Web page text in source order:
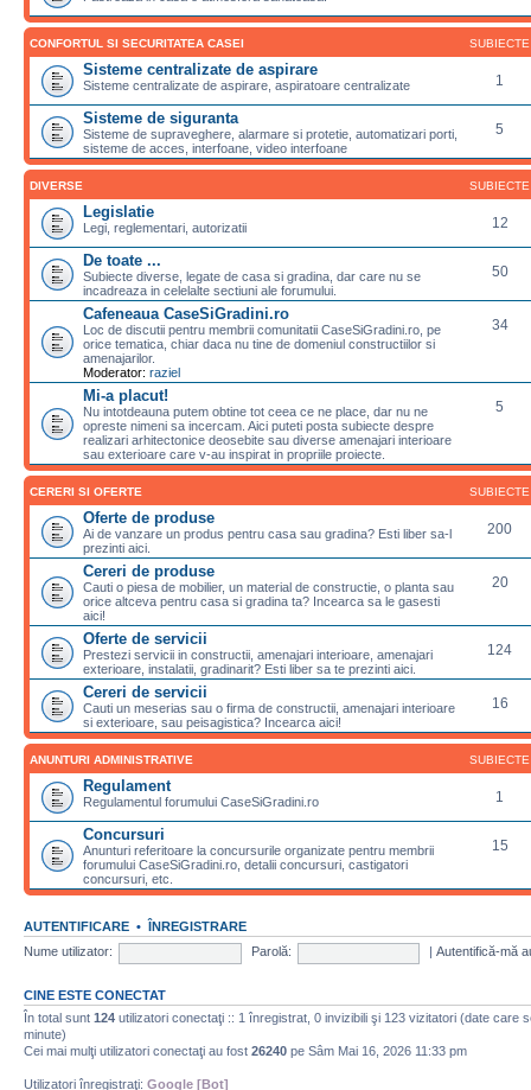
CONFORTUL SI SECURITATEA CASEI SUBIECTE
Sisteme centralizate de aspirare
Sisteme centralizate de aspirare, aspiratoare centralizate 1
Sisteme de siguranta
Sisteme de supraveghere, alarmare si protetie, automatizari porti,
sisteme de acces, interfoane, video interfoane
5
DIVERSE SUBIECTE
Legislatie
Legi, reglementari, autorizatii 12
De toate ...
Subiecte diverse, legate de casa si gradina, dar care nu se
incadreaza in celelalte sectiuni ale forumului.
50
Cafeneaua CaseSiGradini.ro
Loc de discutii pentru membrii comunitatii CaseSiGradini.ro, pe
orice tematica, chiar daca nu tine de domeniul constructiilor si
amenajarilor.
Moderator: raziel
34
Mi-a placut!
Nu intotdeauna putem obtine tot ceea ce ne place, dar nu ne
opreste nimeni sa incercam. Aici puteti posta subiecte despre
realizari arhitectonice deosebite sau diverse amenajari interioare
sau exterioare care v-au inspirat in propriile proiecte.
5
CERERI SI OFERTE SUBIECTE
Oferte de produse
Ai de vanzare un produs pentru casa sau gradina? Esti liber sa-l
prezinti aici.
200
Cereri de produse
Cauti o piesa de mobilier, un material de constructie, o planta sau
orice altceva pentru casa si gradina ta? Incearca sa le gasesti
aici!
20
Oferte de servicii
Prestezi servicii in constructii, amenajari interioare, amenajari
exterioare, instalatii, gradinarit? Esti liber sa te prezinti aici.
124
Cereri de servicii
Cauti un meserias sau o firma de constructii, amenajari interioare
si exterioare, sau peisagistica? Incearca aici!
16
ANUNTURI ADMINISTRATIVE SUBIECTE
Regulament
Regulamentul forumului CaseSiGradini.ro 1
Concursuri
Anunturi referitoare la concursurile organizate pentru membrii
forumului CaseSiGradini.ro, detalii concursuri, castigatori
concursuri, etc.
15
AUTENTIFICARE • ÎNREGISTRARE
Nume utilizator:
Parolă: Autentifică-mă
CINE ESTE CONECTAT
În total sunt 124 utilizatori conectaţi :: 1 înregistrat, 0 invizibili şi 123 vizitatori (date care
minute)
Cei mai mulţi utilizatori conectaţi au fost 26240 pe Sâm Mai 16, 2026 11:33 pm
Utilizatori înregistraţi: Google [Bot]